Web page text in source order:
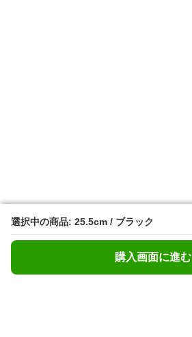
選択中の商品: 25.5cm / ブラック
購入画面に進む
選択中の商品: 25.5cm / ブラック
購入画面に進む